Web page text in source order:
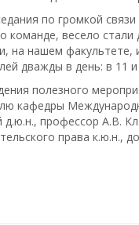
по громкой
команде, весело
на нашем факультете,
дважды в день: в 11
полезного
кафедры
д.ю.н., профессор А.В.
права к.ю.н.,